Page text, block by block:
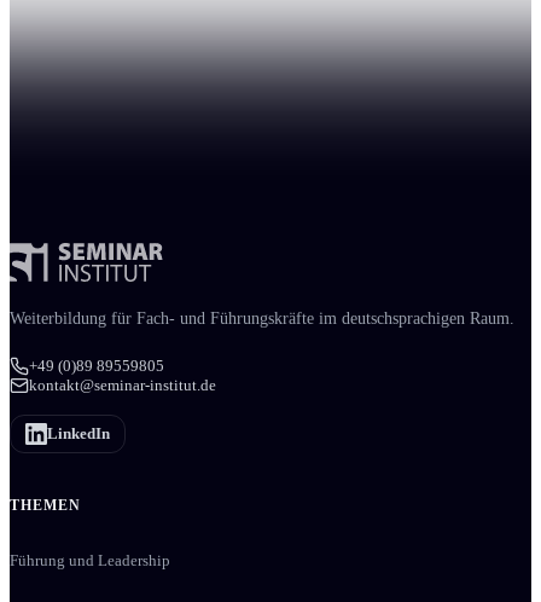
Weiter­bildung für Fach- und Führungs­kräfte im deutschsprachigen Raum.
+49 (0)89 89559805
kontakt@seminar-institut.de
LinkedIn
THEMEN
Führung und Leadership